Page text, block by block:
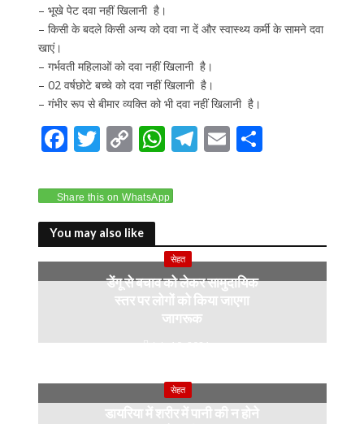
– भूखे पेट दवा नहीं खिलानी है।
– किसी के बदले किसी अन्य को दवा ना दें और स्वास्थ्य कर्मी के सामने दवा
खाएं।
– गर्भवती महिलाओं को दवा नहीं खिलानी है।
– 02 वर्षछोटे बच्चे को दवा नहीं खिलानी है।
– गंभीर रूप से बीमार व्यक्ति को भी दवा नहीं खिलानी है।
F
ac
e
b
o
o
T
w
itt
er
C
o
p
y
Li
n
k
W
h
at
A
p
p
T
el
a
m
E
m
S
Share this on WhatsApp
You may also like
सेहत
डेंगू से बचाव को लेकर सामुदायिक
स्तर पर लोगों को किया जाएगा
जागरूक
July 10, 2024
सेहत
डायरिया में शरीर में पानी की न होने